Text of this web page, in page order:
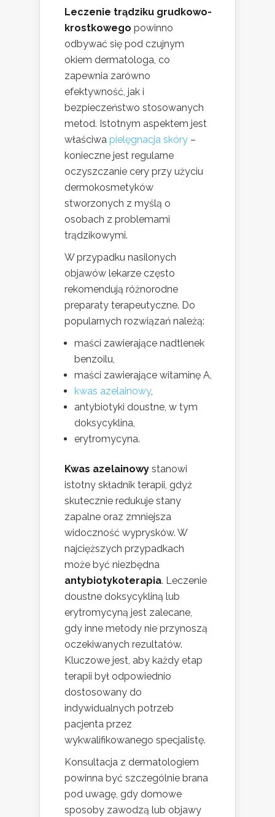
Leczenie trądziku grudkowo-
krostkowego powinno
odbywać się pod czujnym
okiem dermatologa, co
zapewnia zarówno
efektywność, jak i
bezpieczeństwo stosowanych
metod. Istotnym aspektem jest
właściwa pielęgnacja skóry –
konieczne jest regularne
oczyszczanie cery przy użyciu
dermokosmetyków
stworzonych z myślą o
osobach z problemami
trądzikowymi.
W przypadku nasilonych
objawów lekarze często
rekomendują różnorodne
preparaty terapeutyczne. Do
popularnych rozwiązań należą:
maści zawierające nadtlenek
benzoilu,
maści zawierające witaminę A,
kwas azelainowy,
antybiotyki doustne, w tym
doksycyklina,
erytromycyna.
Kwas azelainowy stanowi
istotny składnik terapii, gdyż
skutecznie redukuje stany
zapalne oraz zmniejsza
widoczność wyprysków. W
najcięższych przypadkach
może być niezbędna
antybiotykoterapia. Leczenie
doustne doksycykliną lub
erytromycyną jest zalecane,
gdy inne metody nie przynoszą
oczekiwanych rezultatów.
Kluczowe jest, aby każdy etap
terapii był odpowiednio
dostosowany do
indywidualnych potrzeb
pacjenta przez
wykwalifikowanego specjalistę.
Konsultacja z dermatologiem
powinna być szczególnie brana
pod uwagę, gdy domowe
sposoby zawodzą lub objawy